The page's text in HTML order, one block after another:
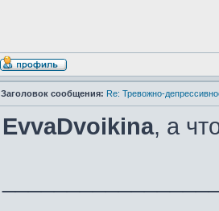
Заголовок сообщения: Re: Тревожно-
EvvaDvoikina, а